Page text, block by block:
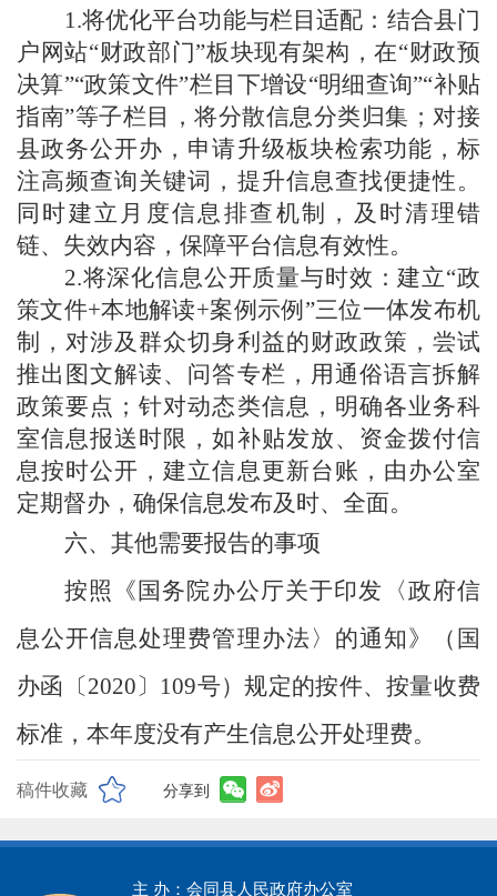
1.将优化平台功能与栏目适配：结合县门
户网站“财政部门”板块现有架构，在“财政预
决算”“政策文件”栏目下增设“明细查询”“补贴
指南”等子栏目，将分散信息分类归集；对接
县政务公开办，申请升级板块检索功能，标
注高频查询关键词，提升信息查找便捷性。
同时建立月度信息排查机制，及时清理错
链、失效内容，保障平台信息有效性。
2.将深化信息公开质量与时效：建立“政
策文件+本地解读+案例示例”三位一体发布机
制，对涉及群众切身利益的财政政策， 尝试
推出图文解读、问答专栏，用通俗语言拆解
政策要点；针对动态类信息，明确各业务科
室信息报送时限 ，如补贴发放、资金拨付信
息按时公开，建立信息更新台账，由办公室
定期督办，确保信息发布及时、全面。
六、 其他需要报告的事项
按照《国务院办公厅关于印发〈政府信
息公开信息处理费管理办法〉的通知》（国
办函〔2020〕109号）规定的按件、按量收费
标准，本年度没有产生信息公开处理费。
稿件收藏 分享到
主 办：会同县人民政府办公室